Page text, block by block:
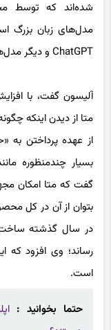
مدل‌های زبان بزرگ
ChatGPT و دیگر مدل‌های هوش مصنوعی مولد را تامین کنند.
متا از دیدن اینکه
از عهده پرداختن به
بسیار چندمنظوره
گفت که متا امکان
بتوان از آن در کل
در سال گذشته ساخت
است.
هستند؟